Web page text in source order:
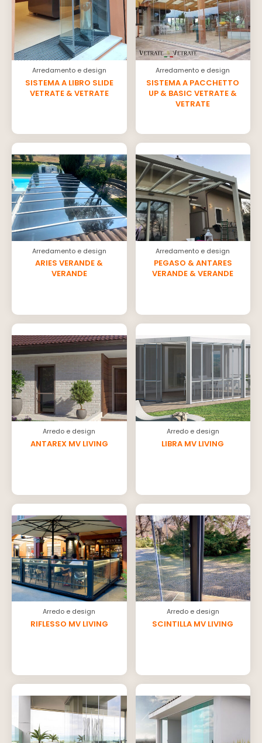
Arredamento e design
SISTEMA A LIBRO SLIDE
VETRATE & VETRATE
Arredamento e design
SISTEMA A PACCHETTO
UP & BASIC VETRATE &
VETRATE
Arredamento e design
ARIES VERANDE &
VERANDE
Arredamento e design
PEGASO & ANTARES
VERANDE & VERANDE
Arredo e design
ANTAREX MV LIVING
Arredo e design
LIBRA MV LIVING
Arredo e design
RIFLESSO MV LIVING
Arredo e design
SCINTILLA MV LIVING